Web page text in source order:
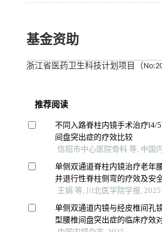
基金资助
浙江省医药卫生科技计划项目（